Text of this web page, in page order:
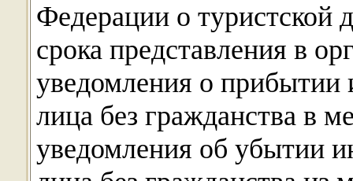
Федерации о туристской
срока представления в
уведомления о прибытии
лица без гражданства в
уведомления об убытии